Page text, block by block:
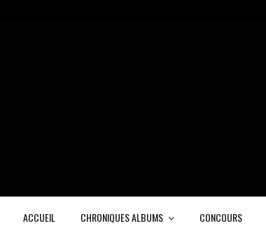
ACCUEIL CHRONIQUES ALBUMS CONCOURS